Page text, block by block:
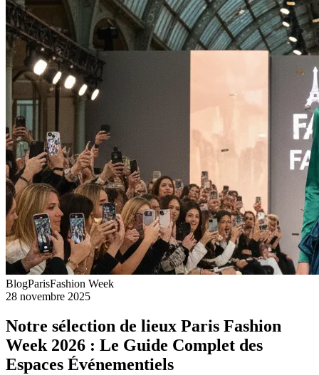
BlogParisFashion Week
28 novembre 2025
Notre sélection de lieux Paris Fashion
Week 2026 : Le Guide Complet des
Espaces Événementiels